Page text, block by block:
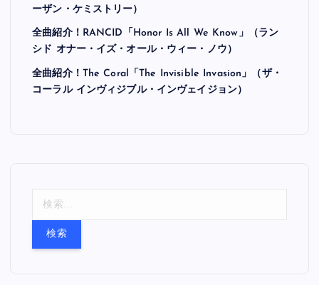
ーザン・ケミストリー）
全曲紹介！RANCID「Honor Is All We Know」（ラン
シド オナー・イズ・オール・ウィー・ノウ）
全曲紹介！The Coral「The Invisible Invasion」（ザ・
コーラル インヴィジブル・インヴェイジョン）